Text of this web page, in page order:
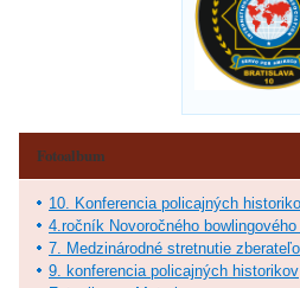
Fotoalbum
10. Konferencia policajných
4.ročník Novoročného bowlingového
7. Medzinárodné stretnutie
9. konferencia policajných historikov